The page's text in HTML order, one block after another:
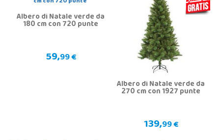
Albero di Natale verde da
180 cm con 720 punte
59,99 €
Albero di Natale verde da
270 cm con 1927 punte
139,99 €